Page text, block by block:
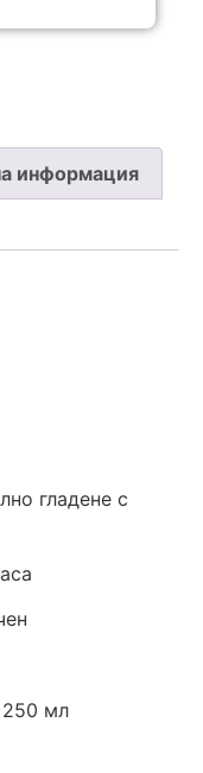
информация
гладене с
250 мл